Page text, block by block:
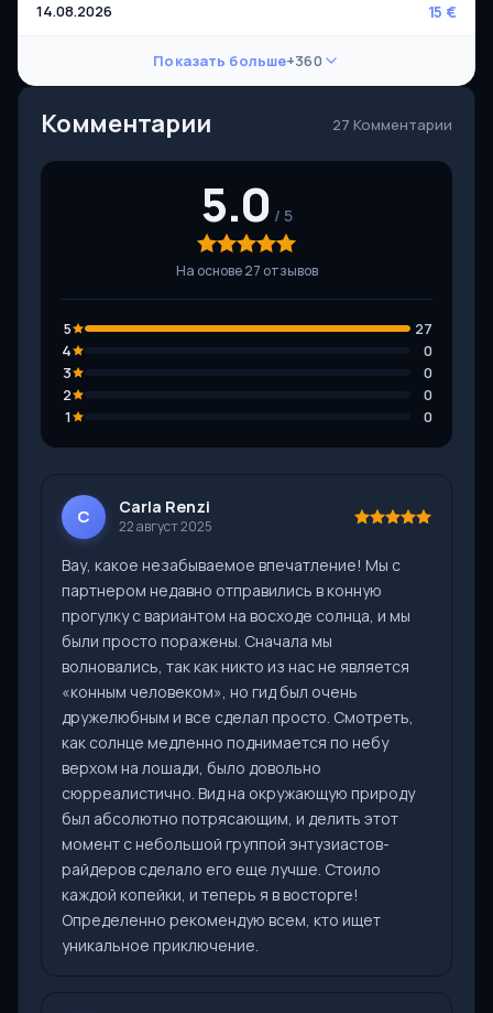
14.08.2026 15 €
Показать больше+360
Комментарии 27 Комментарии
5.0
На основе 27 отзывов
5
27
4
0
3
0
2
0
1
0
C Carla Renzi
22 август 2025
Вау, какое незабываемое впечатление! Мы с
партнером недавно отправились в конную
прогулку с вариантом на восходе солнца, и мы
были просто поражены. Сначала мы
волновались, так как никто из нас не является
«конным человеком», но гид был очень
дружелюбным и все сделал просто. Смотреть,
как солнце медленно поднимается по небу
верхом на лошади, было довольно
сюрреалистично. Вид на окружающую природу
был абсолютно потрясающим, и делить этот
момент с небольшой группой энтузиастов-
райдеров сделало его еще лучше. Стоило
каждой копейки, и теперь я в восторге!
Определенно рекомендую всем, кто ищет
уникальное приключение.